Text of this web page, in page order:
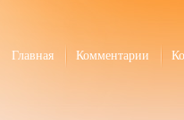
Главная Комментарии